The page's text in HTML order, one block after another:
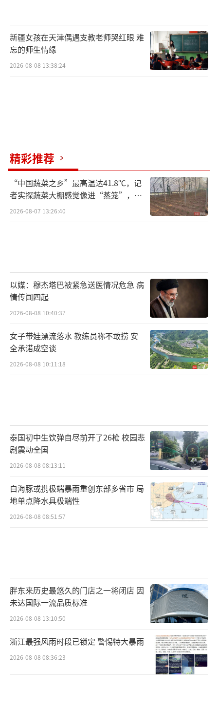
新疆女孩在天津偶遇支教老师哭红眼 难
忘的师生情缘
2026-08-08 13:38:24
精彩推荐
“中国蔬菜之乡”最高温达41.8℃，记
者实探蔬菜大棚感觉像进“蒸笼”，有
村民称只能凌晨两点起来干活
2026-08-07 13:26:40
以媒：穆杰塔巴被紧急送医情况危急 病
情传闻四起
2026-08-08 10:40:37
女子带娃漂流落水 教练员称不敢捞 安
全承诺成空谈
2026-08-08 10:11:18
泰国初中生饮弹自尽前开了26枪 校园悲
剧震动全国
2026-08-08 08:13:11
白海豚或携极端暴雨重创东部多省市 局
地单点降水具极端性
2026-08-08 08:51:57
胖东来历史最悠久的门店之一将闭店 因
未达国际一流品质标准
2026-08-08 13:10:50
浙江最强风雨时段已锁定 警惕特大暴雨
2026-08-08 08:36:23